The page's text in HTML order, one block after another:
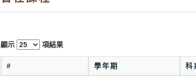
顯示 項結果
# 學年期 科